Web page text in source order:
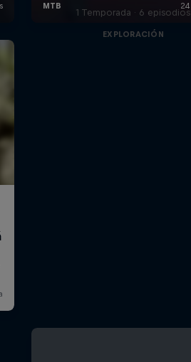
1 Temporada · 6 episodios
EXPLORACIÓN